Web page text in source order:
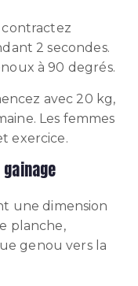
contractez
2 secondes.
à 90 degrés.
avec 20 kg,
Les femmes
exercice.
une dimension
planche,
genou vers la